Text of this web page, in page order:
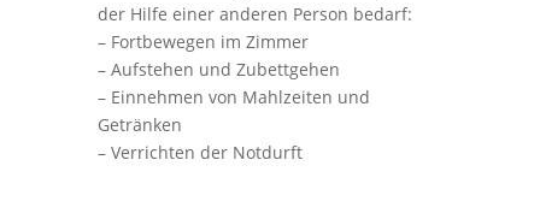
der Hilfe einer anderen Person bedarf:
– Fortbewegen im Zimmer
– Aufstehen und Zubettgehen
– Einnehmen von Mahlzeiten und
Getränken
– Verrichten der Notdurft